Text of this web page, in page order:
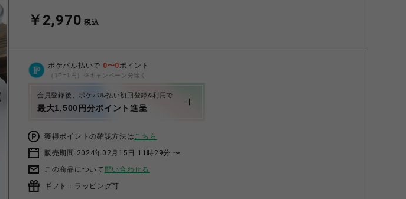
￥2,970 税込
ポケパル払いで 0〜0ポイント
（1P=1円）※キャンペーン分除く
会員登録後、ポケパル払い初回登録&利用で
最大1,500円分ポイント進呈
獲得ポイントの確認方法はこちら
販売期間 2024年02月15日 11時29分 〜
この商品について 問い合わせる
ギフト：ラッピング可